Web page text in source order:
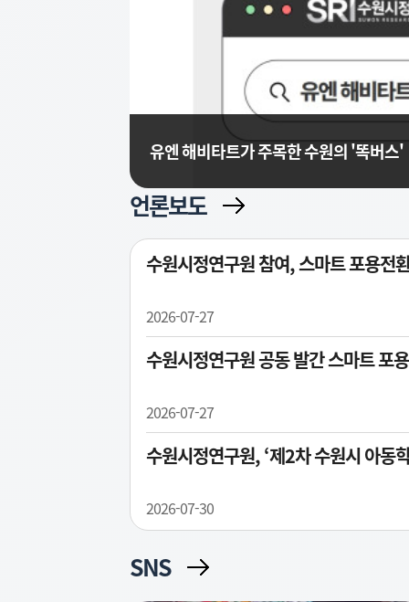
유엔 해비타트가 주목한 수원의 '똑버스'
언론보도
수원시정연구원 참여, 스마트 포용
2026-07-27
수원시정연구원 공동 발간 스마트 포
2026-07-27
수원시정연구원, ‘제2차 수원시 아
2026-07-30
SNS